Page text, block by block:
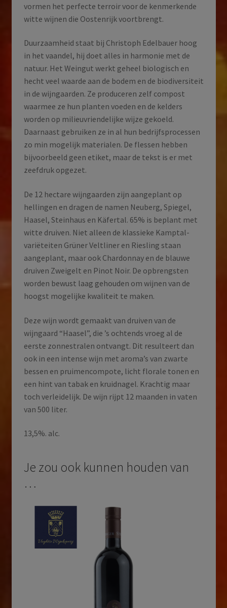
vormen het perfecte terroir voor de kenmerkende
witte wijnen die Oostenrijk voortbrengt.
Duurzaamheid staat bij Christoph Edelbauer hoog
in het vaandel, hij doet alles in harmonie met de
natuur. Het Weingut werkt geheel biologisch en
hecht veel waarde aan de bodem en de biodiversiteit
in de wijngaarden. Ze produceren zelf compost
waarmee ze hun planten voeden en de kelders
worden op milieuvriendelijke wijze gekoeld.
Daarnaast gebruiken ze in al hun bedrijfsprocessen
zo min mogelijk materialen. De flessen hebben
bijvoorbeeld geen etiket, maar de tekst is er met
zeefdruk opgezet.
De 12 hectare wijngaarden zijn aangeplant op
hellingen en dragen de namen Neuberg, Spiegel,
Haasel, Steinhaus en Käfertal. 65% is beplant met
witte druiven. Niet alleen de klassieke Kamptal-
variëteiten Grüner Veltliner en Riesling staan
aangeplant, maar ook Chardonnay en de blauwe
druiven Zweigelt en Pinot Noir. De opbrengsten
worden bewust laag gehouden om wijnen van de
hoogst mogelijke kwaliteit te maken.
Deze wijn wordt gemaakt van druiven van de
wijngaard “Haasel”, die ’s ochtends vroeg al de
eerste zonnestralen ontvangt. Dit resulteert dan
ook in een intense wijn met aroma’s van zwarte
bessen en pruimencompote, licht florale tonen en
een hint van tabak en kruidnagel. Krachtig maar
toch verleidelijk. De wijn rijpt 12 maanden in vaten
van 500 liter.
13,5%. alc.
Je zou ook kunnen houden van
…